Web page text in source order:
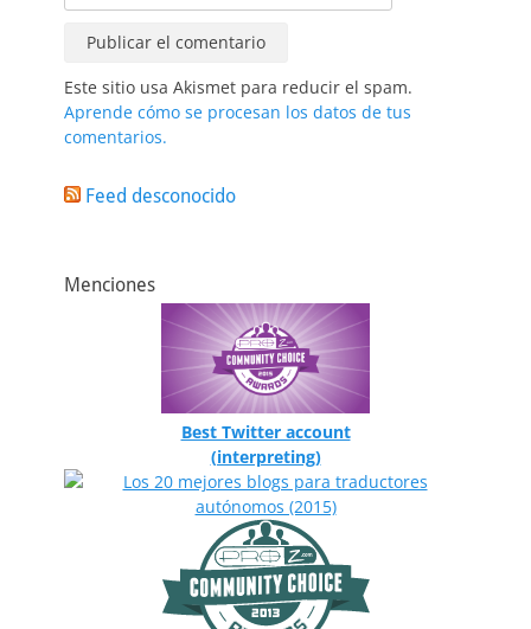
Este sitio usa Akismet para reducir el spam.
Aprende cómo se procesan los datos de tus
comentarios.
Feed desconocido
Menciones
Best Twitter account
(interpreting)